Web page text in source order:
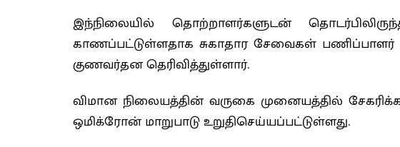
இந்நிலையில் தொற்றாளர்களுடன்
காணப்பட்டுள்ளதாக சுகாதார சேவைகள்
குணவர்தன தெரிவித்துள்ளார்.
விமான நிலையத்தின் வருகை முனையத்தில்
ஒமிக்ரோன் மாறுபாடு உறுதிசெய்யப்பட்டுள்ளது.